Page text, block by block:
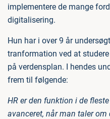
implementere de mange
digitalisering.
Hun har i over 9 år
tranformation ved at
på verdensplan. I hendes
frem til følgende:
HR er den funktion i de
avanceret, når man taler